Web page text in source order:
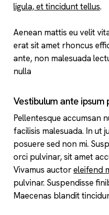
ligula, et tincidunt tellus.
Aenean mattis eu velit
erat sit amet rhoncus
ante, non malesuada
nulla
Vestibulum ante ipsum
Pellentesque accumsan
facilisis malesuada. In ut
posuere sed non mi.
orci pulvinar, sit amet
Vivamus auctoreleifend
pulvinar. Suspendisse
Maecenas blandit